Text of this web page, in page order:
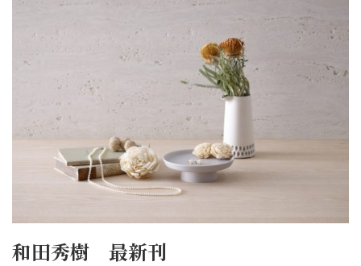
和田秀樹 最新刊